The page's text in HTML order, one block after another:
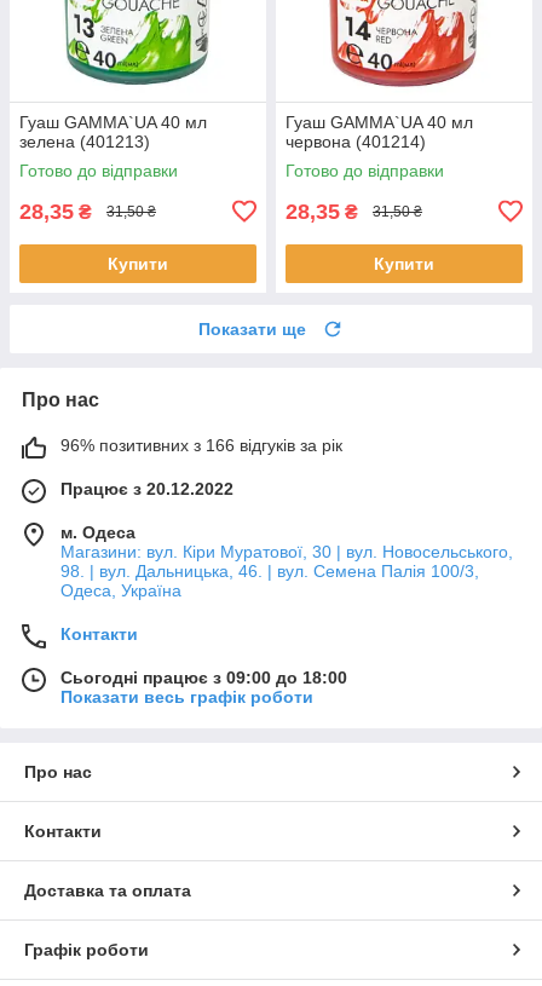
Гуаш GAMMA`UA 40 мл
зелена (401213)
Готово до відправки
28,35 ₴ 31,50 ₴
Купити
Гуаш GAMMA`UA 40 мл
червона (401214)
Готово до відправки
28,35 ₴ 31,50 ₴
Купити
Показати ще
Про нас
96% позитивних з 166 відгуків за рік
Працює з 20.12.2022
м. Одеса
Магазини: вул. Кіри Муратової, 30 | вул. Новосельського,
98. | вул. Дальницька, 46. | вул. Семена Палія 100/3,
Одеса, Україна
Контакти
Сьогодні працює з 09:00 до 18:00
Показати весь графік роботи
Про нас
Контакти
Доставка та оплата
Графік роботи